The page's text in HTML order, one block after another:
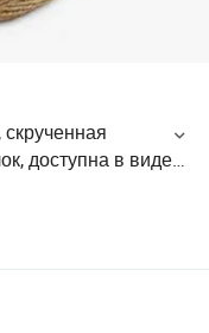
доступна в виде